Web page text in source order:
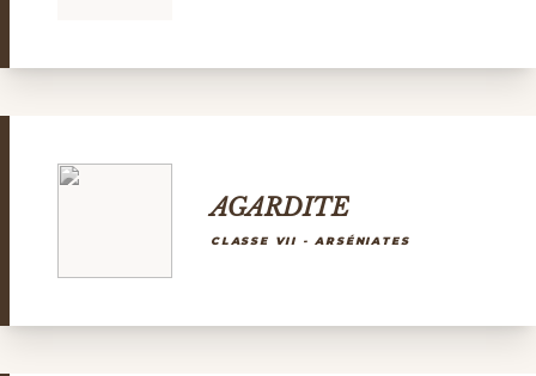
AGARDITE
CLASSE VII - ARSÉNIATES